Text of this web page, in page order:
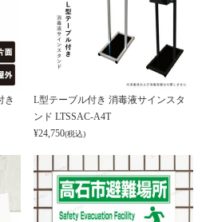
き
L型テーブル付き 消毒液サインスタ
ンド LTSSAC-A4T
¥24,750(税込)